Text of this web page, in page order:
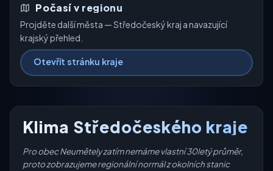
Počasí v regionu
Projděte další města — Středočeský kraj a navazující
krajský přehled.
Otevřít stránku kraje
Klima Středočeského kraje
Pro obec Neumětely zatím nemáme vlastní 30letý průměr,
proto zobrazujeme regionální normál z okolních stanic